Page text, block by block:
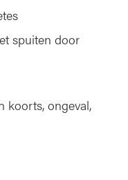
spuiten door
koorts, ongeval,